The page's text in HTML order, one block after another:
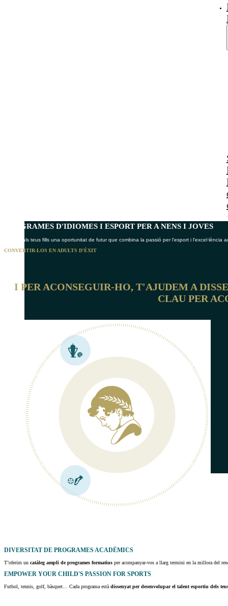
PROGRAMES D'IDIOMES I ESPORT PER A NENS I JOVES
Ofereix als teus fills una oportunitat de futur que combina la passió per l'esport i l'excel·lència
CONVERTIR-LOS EN ADULTS D'ÈXIT
I PER ACONSEGUIR-HO, T'AJUDEM A
CLAU PER
DIVERSITAT DE PROGRAMES ACADÈMICS
T’oferim un catàleg ampli de programes formatius per acompanyar-vos a llarg termini en la millora del
EMPOWER YOUR CHILD'S PASSION FOR SPORTS
Futbol, tennis, golf, bàsquet… Cada programa està dissenyat per desenvolupar el talent esportiu dels